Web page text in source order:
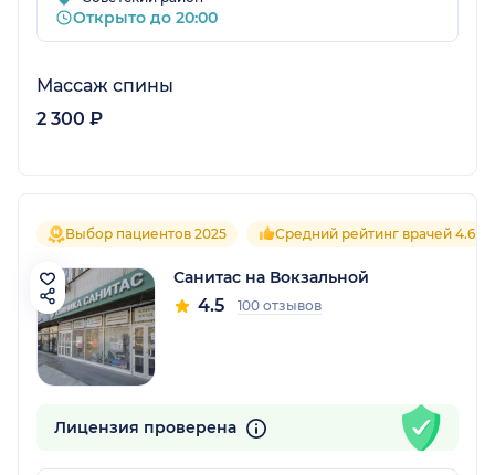
Открыто до 20:00
Массаж спины
2 300 ₽
Выбор пациентов 2025 Средний рейтинг врачей 4.6
Санитас на Вокзальной
4.5 100 отзывов
Лицензия проверена